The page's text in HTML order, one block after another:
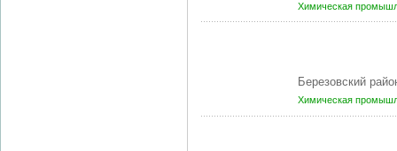
Химическая
Березовский
Химическая